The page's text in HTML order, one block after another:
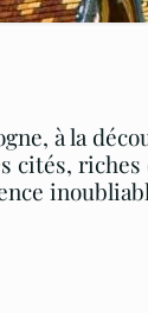
à la
cités,